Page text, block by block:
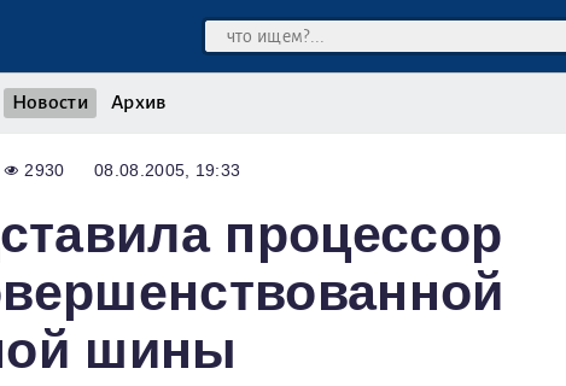
Новости Архив
2930 08.08.2005, 19:33
процессор
шины